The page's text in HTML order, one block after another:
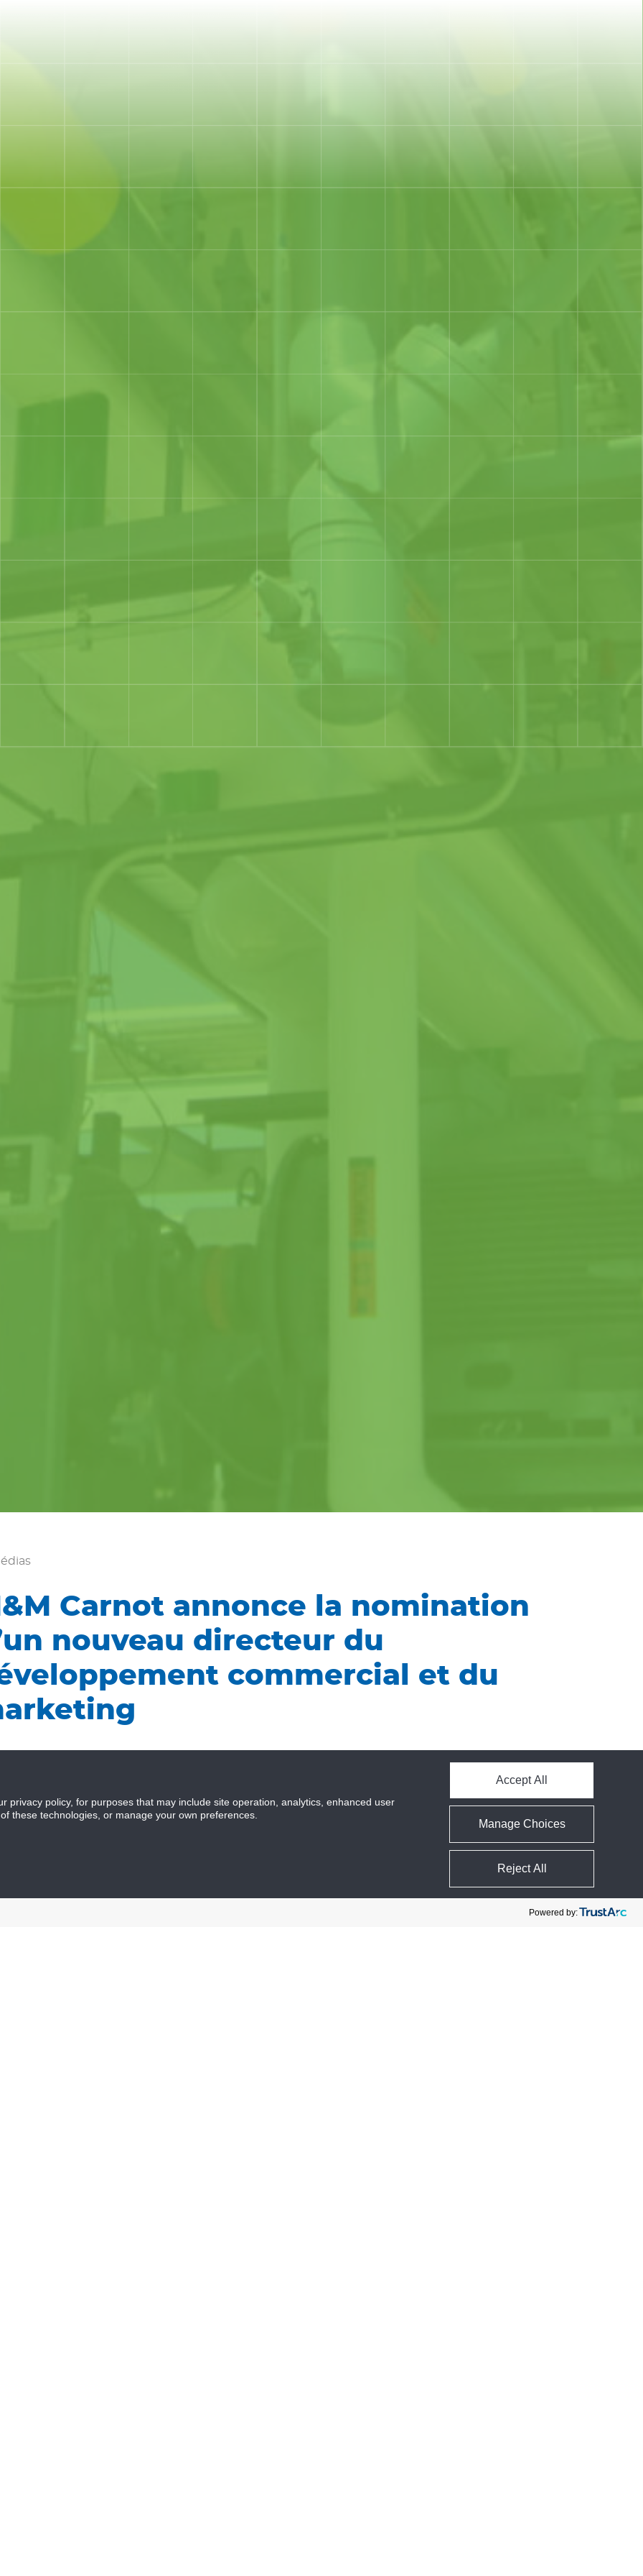
Carnot annonce la nomination
nouveau directeur du
commercial et du
commercial et du marketing. Dans son rôle, Antonio sera responsable de la
stratégique de l’entreprise, garantissant que M&M Carnot est centré sur le client tout
à innover avec des solutions et des services de réfrigération naturelle. Il se
sur le développement de partenariats et de collaborations clés sur les marchés
afin d’étendre les capacités de l’entreprise. De plus, M&M Carnot continuant à connaître
a plus de 12 ans d’expérience dans le domaine de la réfrigération industrielle et possède
privacy policy, for purposes that may include site operation, analytics, enhanced user
these technologies, or manage your own preferences.
Manage Choices
Accept All
Reject All
Powered by: